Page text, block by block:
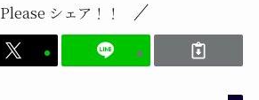
Please シェア！！